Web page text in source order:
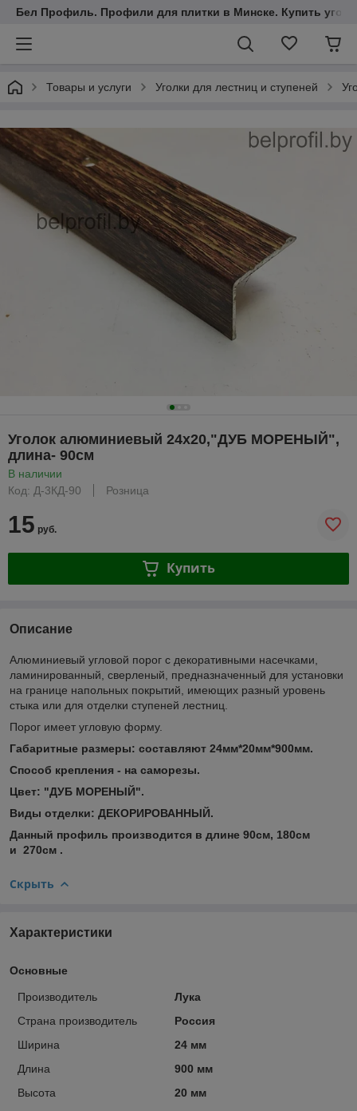
Бел Профиль. Профили для плитки в Минске. Купить
Товары и услуги Уголки для лестниц и ступеней
Уголок алюминиевый 24х20,"ДУБ МОРЕНЫЙ",
длина- 90см
В наличии
Код: Д-3КД-90
Розница
15 руб.
Купить
Описание
Алюминиевый угловой порог с декоративными насечками,
ламинированный, сверленый, предназначенный для установки
на границе напольных покрытий, имеющих разный уровень
стыка или для отделки ступеней лестниц.
Порог имеет угловую форму.
Габаритные размеры: составляют 24мм*20мм*900мм.
Способ крепления - на саморезы.
Цвет: "ДУБ МОРЕНЫЙ".
Виды отделки: ДЕКОРИРОВАННЫЙ.
Данный профиль производится в длине 90см, 180см
и 270см .
Скрыть
Характеристики
Основные
Производитель
Лука
Страна производитель
Россия
Ширина
24 мм
Длина
900 мм
Высота
20 мм